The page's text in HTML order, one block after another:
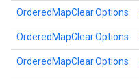
OrderedMapClear.Options
OrderedMapClear.Options
OrderedMapClear.Options